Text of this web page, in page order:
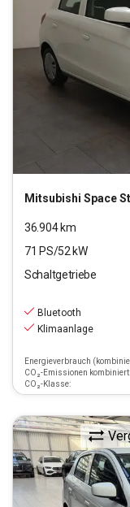
Mitsubishi Space
36.904km
71 PS/52kW
Schaltgetriebe
Bluetooth
Klimaanlage
Energieverbrauch
CO₂-Emissionen
CO₂-Klasse: